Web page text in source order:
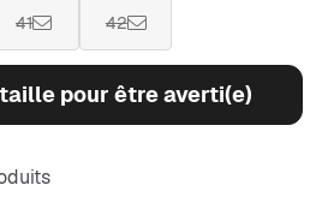
41 42
pour être averti(e)